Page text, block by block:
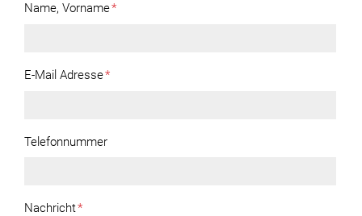
Name, Vorname*
E-Mail Adresse*
Telefonnummer
Nachricht*